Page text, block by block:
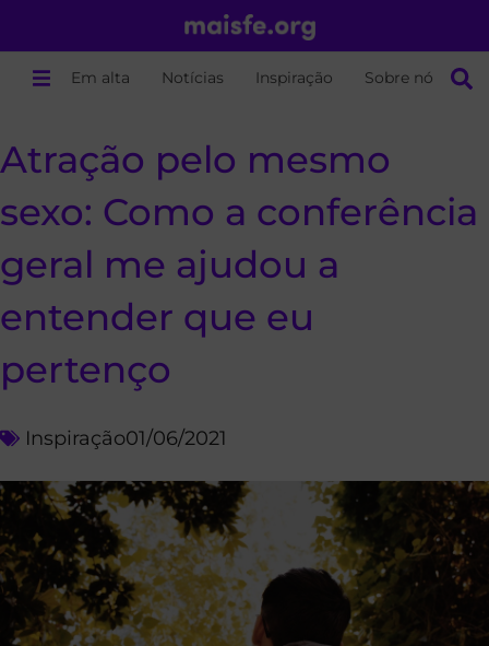
Em alta Notícias Inspiração Sobre nós
Atração pelo mesmo
sexo: Como a conferência
geral me ajudou a
entender que eu
pertenço
Inspiração01/06/2021